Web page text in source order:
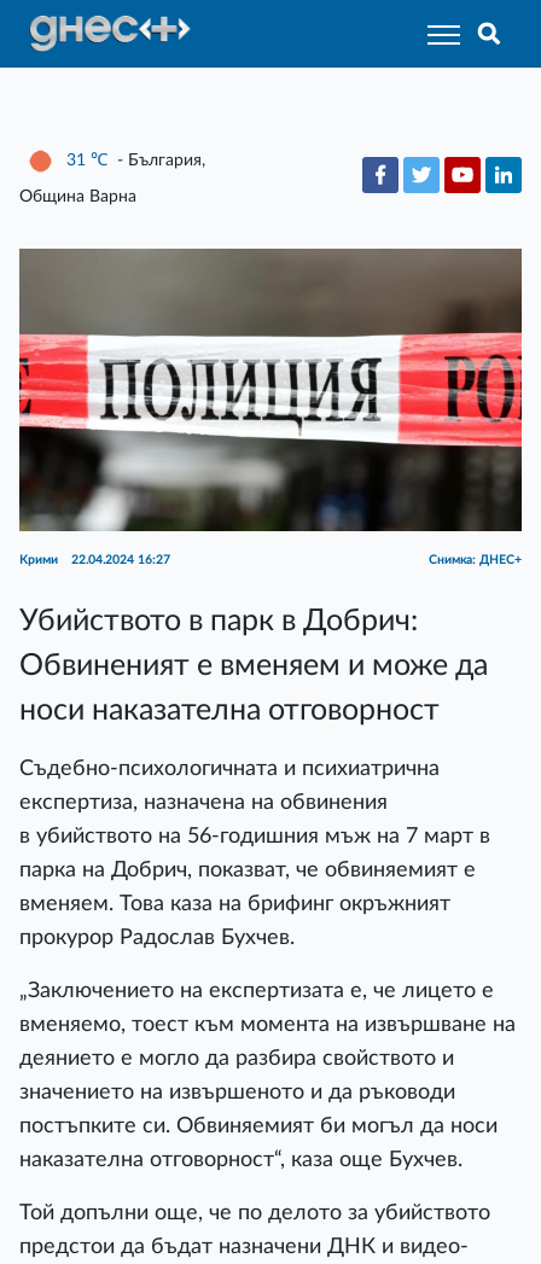
31 ℃ - България,
Община Варна
Крими 22.04.2024 16:27 Снимка: ДНЕС+
Убийството в парк в Добрич:
Обвиненият е вменяем и може да
носи наказателна отговорност
Съдебно-психологичната и психиатрична
експертиза, назначена на обвинения
в убийството на 56-годишния мъж на 7 март в
парка на Добрич, показват, че обвиняемият е
вменяем. Това каза на брифинг окръжният
прокурор Радослав Бухчев.
„Заключението на експертизата е, че лицето е
вменяемо, тоест към момента на извършване на
деянието е могло да разбира свойството и
значението на извършеното и да ръководи
постъпките си. Обвиняемият би могъл да носи
наказателна отговорност“, каза още Бухчев.
Той допълни още, че по делото за убийството
предстои да бъдат назначени ДНК и видео-